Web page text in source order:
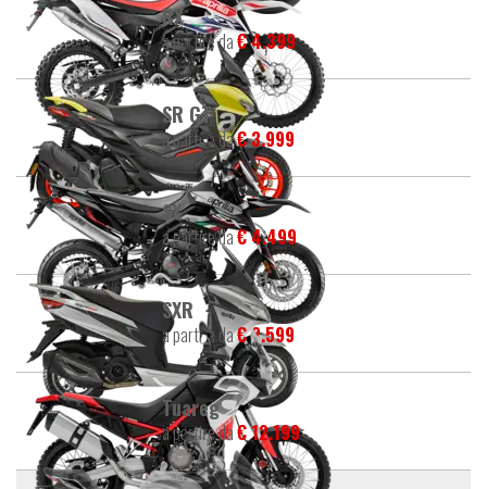
RX
a partire da€ 4.399
SR GT
a partire da€ 3.999
SX
a partire da€ 4.499
SXR
a partire da€ 2.599
Tuareg
a partire da€ 12.199